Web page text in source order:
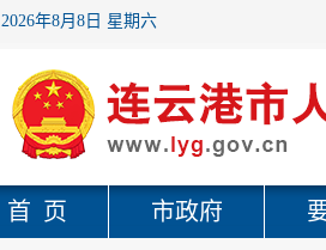
2026年8月8日 星期六
首 页 市政府